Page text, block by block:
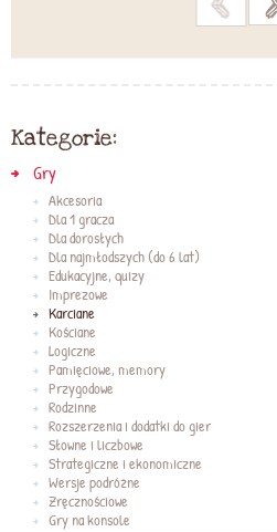
Kategorie:
Gry
Akcesoria
Dla 1 gracza
Dla dorosłych
Dla najmłodszych (do 6 lat)
Edukacyjne, quizy
Imprezowe
Karciane
Kościane
Logiczne
Pamięciowe, memory
Przygodowe
Rodzinne
Rozszerzenia i dodatki do gier
Słowne i liczbowe
Strategiczne i ekonomiczne
Wersje podróżne
Zręcznościowe
Gry na konsole